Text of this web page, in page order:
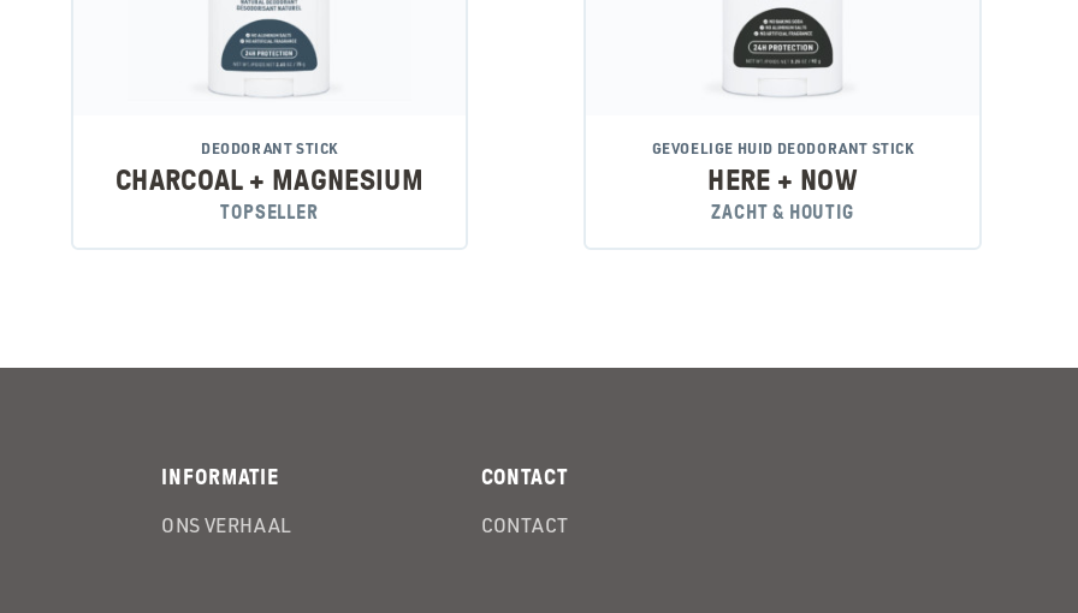
DEODORANT STICK
CHARCOAL + MAGNESIUM
TOPSELLER
GEVOELIGE HUID DEODORANT STICK
HERE + NOW
ZACHT & HOUTIG
INFORMATIE
ONS VERHAAL
CONTACT
CONTACT